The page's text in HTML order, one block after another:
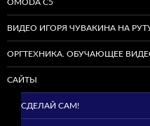
OMODA C5
ВИДЕО ИГОРЯ ЧУВАКИНА НА
ОРГТЕХНИКА. ОБУЧАЮЩЕЕ
САЙТЫ
СДЕЛАЙ САМ!